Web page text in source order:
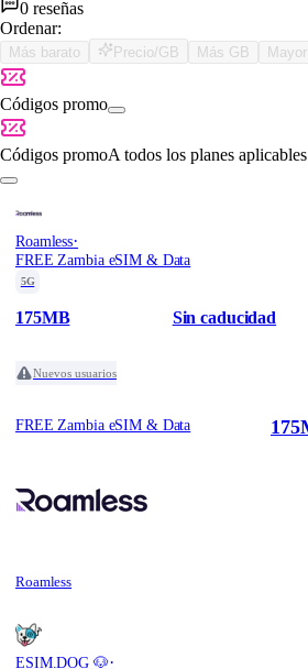
0 reseñas
Ordenar:
Más barato Precio/GB Más GB
Códigos promo
Códigos promoA todos los planes aplicables
Roamless·
FREE Zambia eSIM & Data
5G
175MB Sin caducidad
Nuevos usuarios
FREE Zambia eSIM & Data
Roamless
ESIM.DOG 🐶·